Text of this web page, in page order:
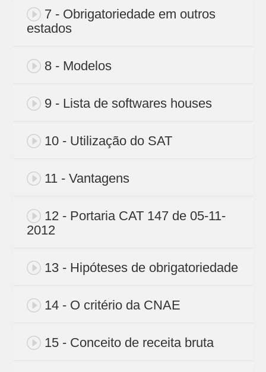
7 - Obrigatoriedade em outros
estados
8 - Modelos
9 - Lista de softwares houses
10 - Utilização do SAT
11 - Vantagens
12 - Portaria CAT 147 de 05-11-
2012
13 - Hipóteses de obrigatoriedade
14 - O critério da CNAE
15 - Conceito de receita bruta